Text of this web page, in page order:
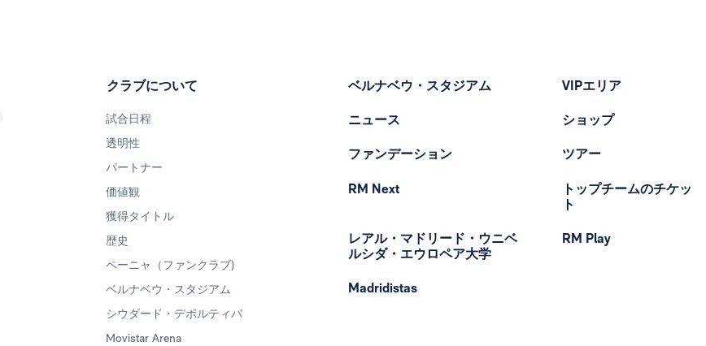
クラブについて
試合日程
透明性
パートナー
価値観
獲得タイトル
歴史
ペーニャ（ファンクラブ)
ベルナベウ・スタジアム
シウダード・デポルティバ
Movistar Arena
ベルナベウ・スタジアム
ニュース
ファンデーション
RM Next
レアル・マドリード・ウニベ
ルシダ・エウロペア大学
Madridistas
VIPエリア
ショップ
ツアー
トップチームのチケッ
ト
RM Play